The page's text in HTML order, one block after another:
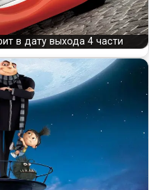
в дату выхода 4 части